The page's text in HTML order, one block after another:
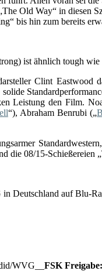
Old Way“ in diesen
bis hin zum bereits
ist ähnlich tough wie
Clint
Leistung den Film.
“), Abraham Benrubi („
die 08/15-Schießereien
Deutschland auf Blu-
WVG__ FSK Freigabe: